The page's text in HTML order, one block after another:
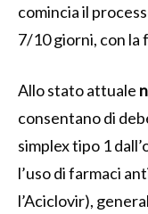
comincia il
7/10 giorni, con la
Allo stato attuale
consentano di
simplex tipo 1
l’uso di farmaci
l’Aciclovir),